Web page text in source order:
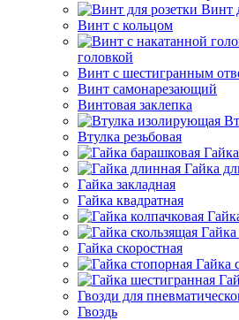
Винт
Винт с кольцом
головкой
Винт с шестигранным
Винт самонарезающий
Винтовая заклепка
Втулка резьбовая
Гайка
Гайка закладная
Гайка квадратная
Гайка
Гайка скоростная
Гайка
Гвозди для
Гвоздь